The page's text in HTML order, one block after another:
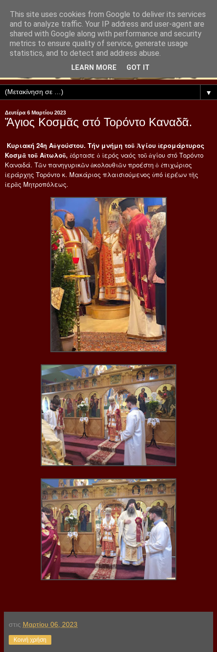
▼
Δευτέρα 6 Μαρτίου 2023
Ἅγιος Κοσμᾶς στό Τορόντο Καναδᾶ.
Κυριακή 24η Αὐγούστου. Τήν μνήμη τοῦ Ἁγίου ἱερομάρτυρος
Κοσμᾶ τοῦ Αἰτωλοῦ, ἑόρτασε ὁ ἱερός ναός τοῦ ἁγίου στό Τορόντο
Καναδά. Τῶν πανηγυρικῶν ἀκολουθιῶν προέστη ὁ ἐπιχώριος
ἱεράρχης Τορόντο κ. Μακάριος πλαισιούμενος ὑπό ἱερέων τῆς
ἱερᾶς Μητροπόλεως.
στις Μαρτίου 06, 2023
Κοινή χρήση
This site uses cookies from Google to deliver its services
and to analyze traffic. Your IP address and user-agent are
shared with Google along with performance and security
metrics to ensure quality of service, generate usage
statistics, and to detect and address abuse.
LEARN MORE GOT IT